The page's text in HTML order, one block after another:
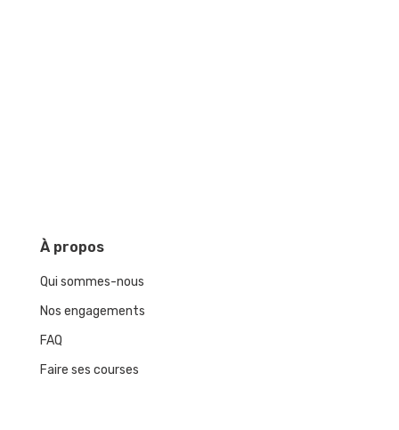
Àpropos
Qui sommes-nous
Nos engagements
FAQ
Faire ses courses